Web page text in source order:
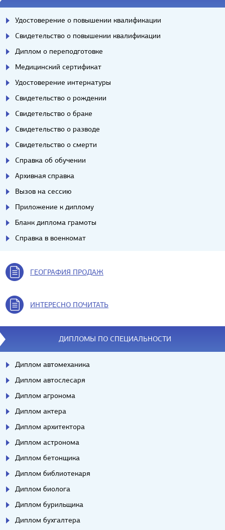
Удостоверение о повышении квалификации
Свидетельство о повышении квалификации
Диплом о переподготовке
Медицинский сертификат
Удостоверение интернатуры
Свидетельство о рождении
Свидетельство о браке
Свидетельство о разводе
Свидетельство о смерти
Справка об обучении
Архивная справка
Вызов на сессию
Приложение к диплому
Бланк диплома грамоты
Справка в военкомат
ГЕОГРАФИЯ ПРОДАЖ
ИНТЕРЕСНО ПОЧИТАТЬ
ДИПЛОМЫ ПО СПЕЦИАЛЬНОСТИ
Диплом автомеханика
Диплом автослесаря
Диплом агронома
Диплом актера
Диплом архитектора
Диплом астронома
Диплом бетонщика
Диплом библиотекаря
Диплом биолога
Диплом бурильщика
Диплом бухгалтера